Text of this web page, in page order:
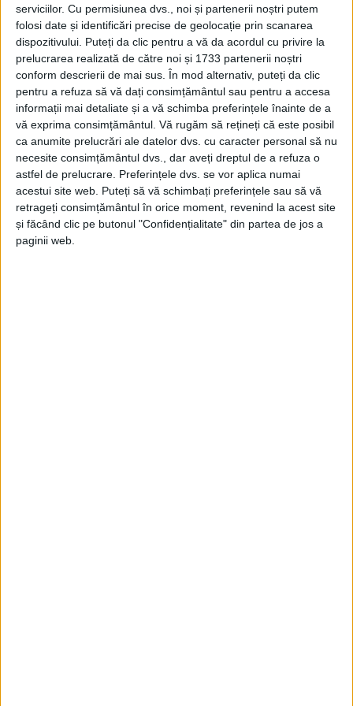
serviciilor. Cu permisiunea dvs., noi și partenerii noștri putem
folosi date și identificări precise de geolocație prin scanarea
dispozitivului. Puteți da clic pentru a vă da acordul cu privire la
prelucrarea realizată de către noi și 1733 partenerii noștri
conform descrierii de mai sus. În mod alternativ, puteți da clic
pentru a refuza să vă dați consimțământul sau pentru a accesa
informații mai detaliate și a vă schimba preferințele înainte de a
vă exprima consimțământul. Vă rugăm să rețineți că este posibil
ca anumite prelucrări ale datelor dvs. cu caracter personal să nu
necesite consimțământul dvs., dar aveți dreptul de a refuza o
astfel de prelucrare. Preferințele dvs. se vor aplica numai
acestui site web. Puteți să vă schimbați preferințele sau să vă
retrageți consimțământul în orice moment, revenind la acest site
și făcând clic pe butonul "Confidențialitate" din partea de jos a
paginii web.
11 sub zece, iar 9 peste zece. Localitățile Dorna Arini,
Dorna Candrenilor și Drăgoiești au rămas în „zona
roșie”. În județul Suceava, incidența cazurilor de
infectare cu noul coronavirus a coborît de la 0,52 la
0,50 la mie.
Tags: rată de infectare Suceava
Articolesimilare